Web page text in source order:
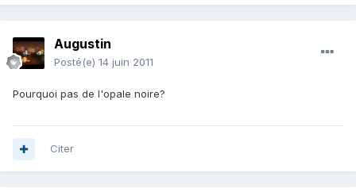
Augustin
Posté(e) 14 juin 2011
Pourquoi pas de l'opale noire?
Citer